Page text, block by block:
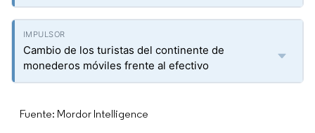
Cambio de los turistas del continente de
monederos móviles frente al efectivo
Fuente: Mordor Intelligence